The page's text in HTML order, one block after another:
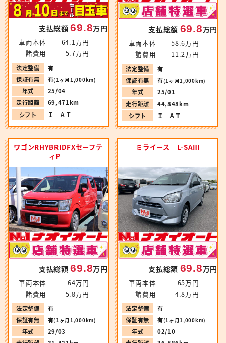
支払総額69.8万円
車両本体
64.1万円
諸費用
5.7万円
法定整備
有
保証有無
有(1ヶ月1,000km)
年式
25/04
走行距離
69,471km
シフト
Ｉ ＡＴ
支払総額 69.8万円
車両本体
58.6万円
諸費用
11.2万円
法定整備
有
保証有無
有(1ヶ月1,000km)
年式
25/01
走行距離
44,848km
シフト
Ｉ ＡＴ
ワゴンRHYBRIDFXセーフテ
ィP
支払総額69.8万円
車両本体
64万円
諸費用
5.8万円
法定整備
有
保証有無
有(1ヶ月1,000km)
年式
29/03
ミライース L-SAⅢ
支払総額 69.8万円
車両本体
65万円
諸費用
4.8万円
法定整備
有
保証有無
有(1ヶ月1,000km)
年式
02/10